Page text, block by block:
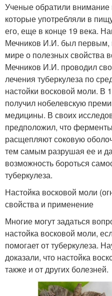
Ученые обратили внимание
которые употребляли в
его, еще в конце 19 века.
Мечников И.И. был первым,
мире о полезных свойства
Мечников И.И. проводил
лечения туберкулеза по
настойки восковой моли. В
получил нобелевскую
медицины. В своих
предположил, что
расщепляют соковую
тем самым разрушая ее и
возможность бороться
туберкулеза.
Настойка восковой моли
свойства и применение
Многие могут задаться
настойка восковой моли,
помогает от туберкулеза.
доказали, что настойка
также и от других болезней.